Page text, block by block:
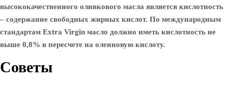
высококачественного оливкового масла является кислотность
– содержание свободных жирных кислот. По международным
стандартам Extra Virgin масло должно иметь кислотность не
выше 0,8% в пересчете на олеиновую кислоту.
Советы